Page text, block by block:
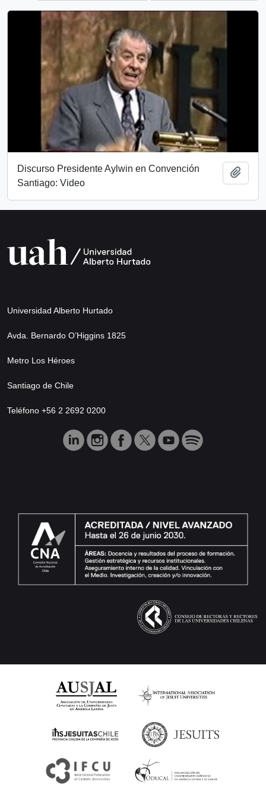
Discurso Presidente Aylwin en Convención
Santiago: Video
Universidad Alberto Hurtado
Avda. Bernardo O’Higgins 1825
Metro Los Héroes
Santiago de Chile
Teléfono +56 2 2692 0200